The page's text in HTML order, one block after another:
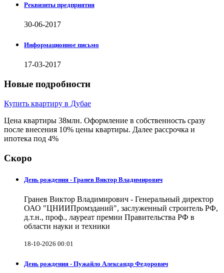
Реквизиты предприятия
30-06-2017
Информационное письмо
17-03-2017
Новые подробности
Купить квартиру в Дубае
Цена квартиры 38млн. Оформление в собственность сразу
после внесения 10% цены квартиры. Далее рассрочка и
ипотека под 4%
Скоро
День рождения - Гранев Виктор Владимирович
Гранев Виктор Владимирович - Генеральный директор
ОАО "ЦНИИПромзданий", заслуженный строитель РФ,
д.т.н., проф., лауреат премии Правительства РФ в
области науки и техники
18-10-2026 00:01
День рождения - Пужайло Александр Федорович